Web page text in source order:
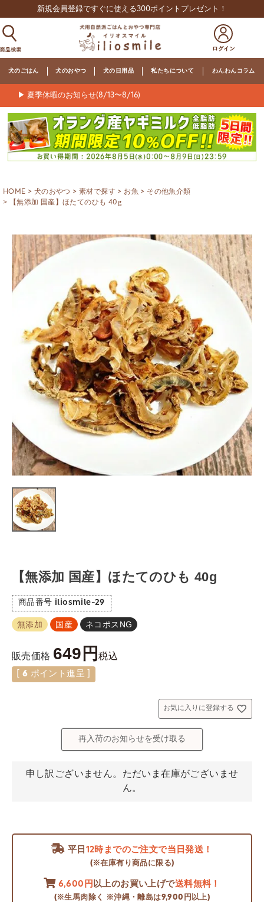
新規会員登録ですぐに使える300ポイントプレゼント！
犬のごはん 犬のおやつ 犬の日用品 私たちについて わんわんコラム
▶ 夏季休暇のお知らせ(8/13〜8/16)
HOME 犬のおやつ 素材で探す お魚
その他魚介類
【無添加 国産】ほたてのひも 40g
【無添加 国産】ほたてのひも 40g
商品番号 iliosmile-29
無添加 国産 ネコポスNG
販売価格 649 税込
6 ポイント進呈 ]
お気に入りに登録する
再入荷のお知らせを受け取る
申し訳ございません。ただいま在庫がございませ
ん。
平日 12時までのご注文で当日発送！
(※在庫有り商品に限る)
6,600円 以上のお買い上げで送料無料！
(※生馬肉除く ※沖縄・離島は9,900円以上)